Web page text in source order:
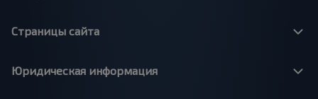
Страницы сайта
Юридическая информация